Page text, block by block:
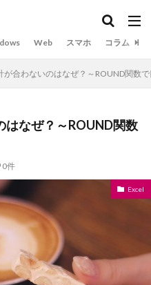
Web スマホ コラム
が合わないのはなぜ？～ROUND関数
はなぜ？～ROUND関数
0件
Excel